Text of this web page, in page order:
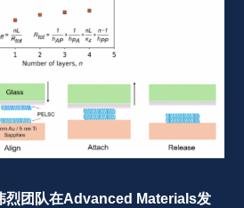
烈团队在Advanced Materials发